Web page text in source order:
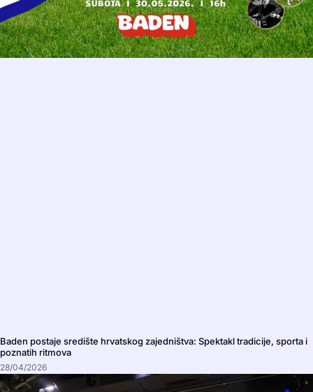
Baden postaje središte hrvatskog zajedništva: Spektakl tradicije, sporta i
poznatih ritmova
28/04/2026